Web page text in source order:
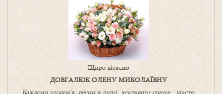
Щиро вітаємо
ДОВГАЛЮК ОЛЕНУ МИКОЛАЇВНУ
Бажаємо здоров’я, весни в душі, яскравого сонця, щастя,